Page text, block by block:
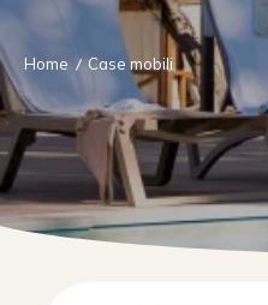
Home Case mobili